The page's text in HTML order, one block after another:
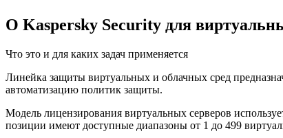
О Kaspersky Security для
Что это и для каких задач применяется
Линейка защиты виртуальных и облачных сред
автоматизацию политик защиты.
Модель лицензирования виртуальных серверов
позиции имеют доступные диапазоны от 1 до 499